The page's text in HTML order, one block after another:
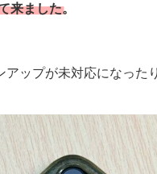
来ました。
ップが未対応になった